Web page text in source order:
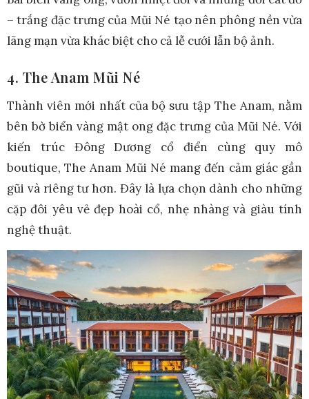
– trắng đặc trưng của Mũi Né tạo nên phông nền vừa
lãng mạn vừa khác biệt cho cả lễ cưới lẫn bộ ảnh.
4. The Anam Mũi Né
Thành viên mới nhất của bộ sưu tập The Anam, nằm
bên bờ biển vàng mật ong đặc trưng của Mũi Né. Với
kiến trúc Đông Dương cổ điển cùng quy mô
boutique, The Anam Mũi Né mang đến cảm giác gần
gũi và riêng tư hơn. Đây là lựa chọn dành cho những
cặp đôi yêu vẻ đẹp hoài cổ, nhẹ nhàng và giàu tính
nghệ thuật.